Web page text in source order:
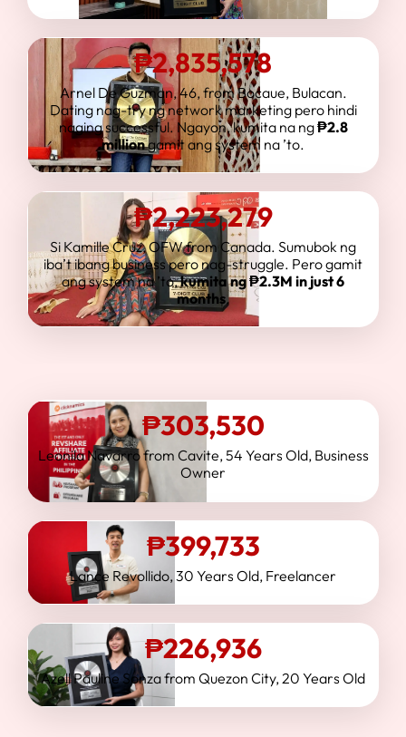
₱2,835,578
Arnel De Guzman, 46, from Bocaue, Bulacan.
Dating nag-try ng network marketing pero hindi
naging successful. Ngayon, kumita na ng₱2.8
milliongamit ang system na ’to.
₱2,223,279
Si Kamille Cruz, OFW from Canada. Sumubok ng
iba’t ibang business pero nag-struggle. Pero gamit
ang system na ’to,kumita ng ₱2.3M in just 6
months.
₱303,530
Leonila Navarro from Cavite, 54 Years Old, Business
Owner
₱399,733
Lance Revollido, 30 Years Old, Freelancer
₱226,936
Azell Pauline Sonza from Quezon City, 20 Years Old